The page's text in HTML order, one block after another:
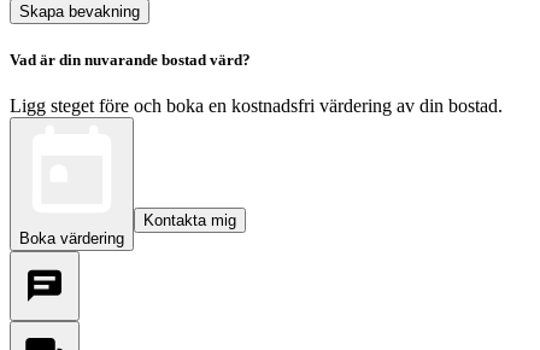
Skapa bevakning
Vad är din nuvarande bostad värd?
Ligg steget före och boka en kostnadsfri värdering av din bostad.
Boka värdering
Kontakta mig